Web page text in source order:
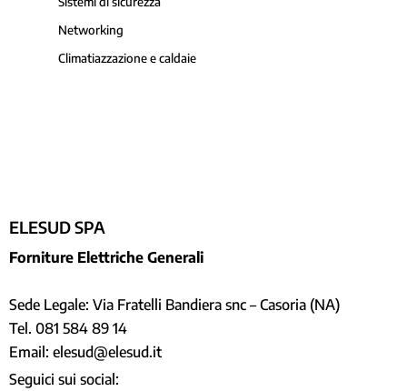
Networking
Climatiazzazione e caldaie
ELESUD SPA
Forniture Elettriche Generali
Sede Legale: Via Fratelli Bandiera snc – Casoria (NA)
Tel. 081 584 89 14
Email: elesud@elesud.it
Seguici sui social: